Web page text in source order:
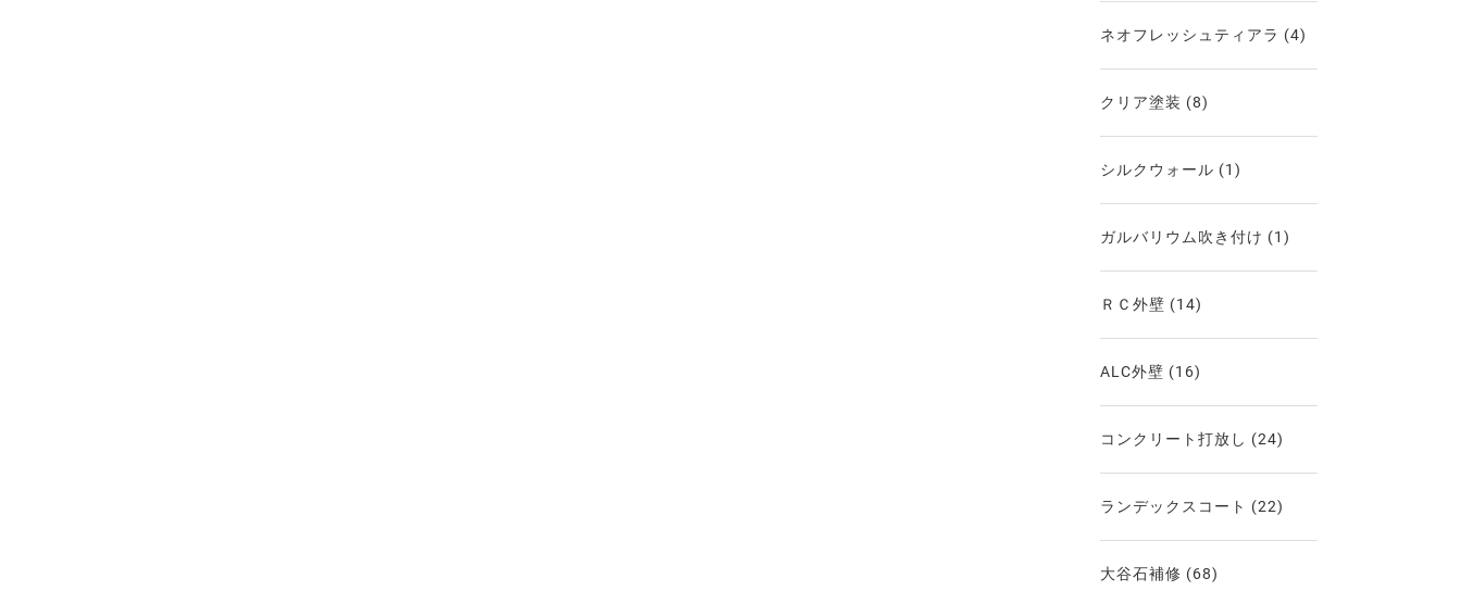
ネオフレッシュティアラ (4)
クリア塗装 (8)
シルクウォール (1)
ガルバリウム吹き付け (1)
ＲＣ外壁 (14)
ALC外壁 (16)
コンクリート打放し (24)
ランデックスコート (22)
大谷石補修 (68)